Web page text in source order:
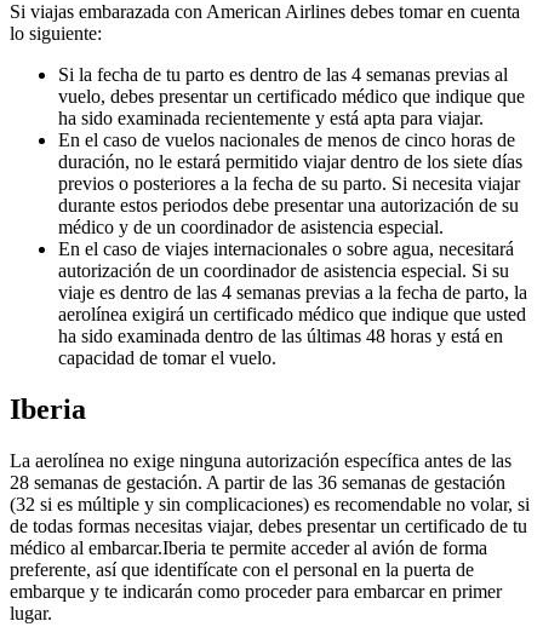
Si viajas embarazada con American Airlines debes tomar en cuenta
lo siguiente:
Si la fecha de tu parto es dentro de las 4 semanas previas al
vuelo, debes presentar un certificado médico que indique que
ha sido examinada recientemente y está apta para viajar.
En el caso de vuelos nacionales de menos de cinco horas de
duración, no le estará permitido viajar dentro de los siete días
previos o posteriores a la fecha de su parto. Si necesita viajar
durante estos periodos debe presentar una autorización de su
médico y de un coordinador de asistencia especial.
En el caso de viajes internacionales o sobre agua, necesitará
autorización de un coordinador de asistencia especial. Si su
viaje es dentro de las 4 semanas previas a la fecha de parto, la
aerolínea exigirá un certificado médico que indique que usted
ha sido examinada dentro de las últimas 48 horas y está en
capacidad de tomar el vuelo.
Iberia
La aerolínea no exige ninguna autorización específica antes de las
28 semanas de gestación. A partir de las 36 semanas de gestación
(32 si es múltiple y sin complicaciones) es recomendable no volar, si
de todas formas necesitas viajar, debes presentar un certificado de tu
médico al embarcar.Iberia te permite acceder al avión de forma
preferente, así que identifícate con el personal en la puerta de
embarque y te indicarán como proceder para embarcar en primer
lugar.